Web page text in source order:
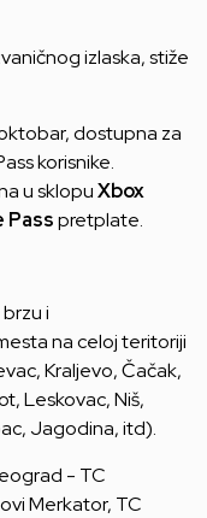
izlaska, stiže
dostupna za
korisnike.
u sklopuXbox
Passpretplate.
i
na celoj teritoriji
Kraljevo, Čačak,
Leskovac, Niš,
Jagodina, itd).
- TC
Merkator, TC